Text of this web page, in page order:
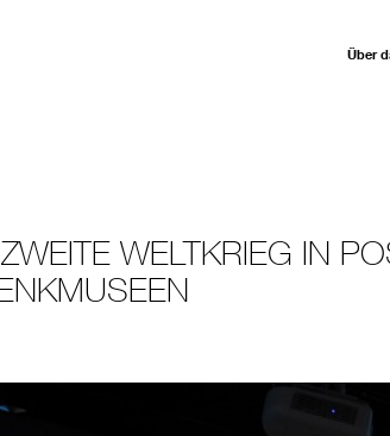
Über
WELTKRIEG IN